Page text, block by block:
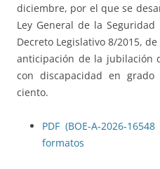
diciembre, por el que se
Ley General de la
Decreto Legislativo 8/2015,
anticipación de la jubilación
con discapacidad en
ciento.
PDF (BOE-A-2026-
formatos